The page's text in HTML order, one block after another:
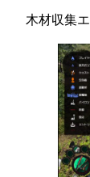
木材収集